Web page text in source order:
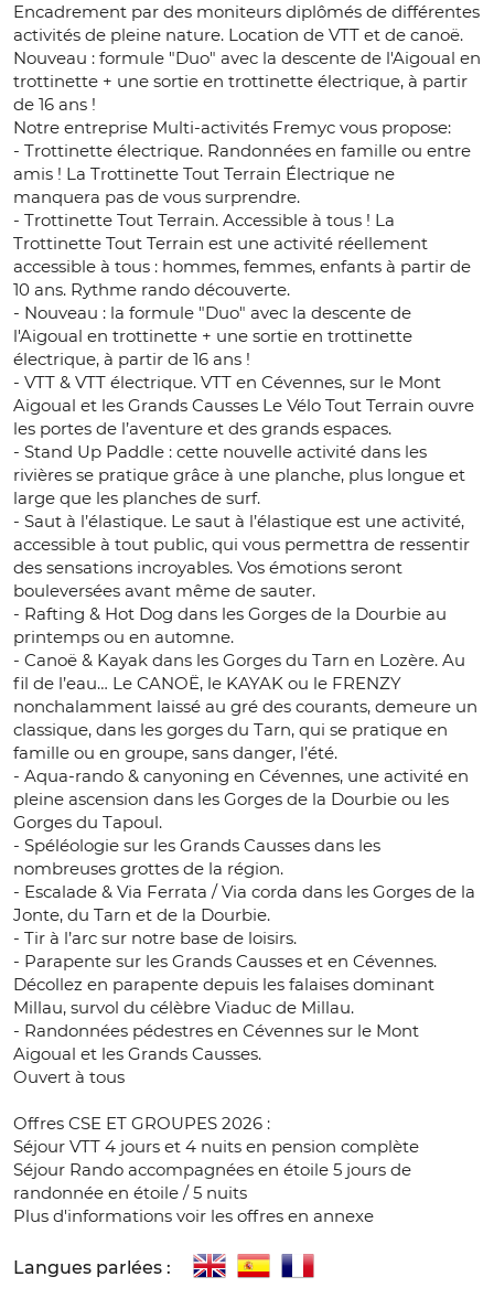
Encadrement par des moniteurs diplômés de différentes
activités de pleine nature. Location de VTT et de canoë.
Nouveau : formule "Duo" avec la descente de l'Aigoual en
trottinette + une sortie en trottinette électrique, à partir
de 16 ans !
Notre entreprise Multi-activités Fremyc vous propose:
- Trottinette électrique. Randonnées en famille ou entre
amis ! La Trottinette Tout Terrain Électrique ne
manquera pas de vous surprendre.
- Trottinette Tout Terrain. Accessible à tous ! La
Trottinette Tout Terrain est une activité réellement
accessible à tous : hommes, femmes, enfants à partir de
10 ans. Rythme rando découverte.
- Nouveau : la formule "Duo" avec la descente de
l'Aigoual en trottinette + une sortie en trottinette
électrique, à partir de 16 ans !
- VTT & VTT électrique. VTT en Cévennes, sur le Mont
Aigoual et les Grands Causses Le Vélo Tout Terrain ouvre
les portes de l’aventure et des grands espaces.
- Stand Up Paddle : cette nouvelle activité dans les
rivières se pratique grâce à une planche, plus longue et
large que les planches de surf.
- Saut à l’élastique. Le saut à l’élastique est une activité,
accessible à tout public, qui vous permettra de ressentir
des sensations incroyables. Vos émotions seront
bouleversées avant même de sauter.
- Rafting & Hot Dog dans les Gorges de la Dourbie au
printemps ou en automne.
- Canoë & Kayak dans les Gorges du Tarn en Lozère. Au
fil de l’eau… Le CANOË, le KAYAK ou le FRENZY
nonchalamment laissé au gré des courants, demeure un
classique, dans les gorges du Tarn, qui se pratique en
famille ou en groupe, sans danger, l’été.
- Aqua-rando & canyoning en Cévennes, une activité en
pleine ascension dans les Gorges de la Dourbie ou les
Gorges du Tapoul.
- Spéléologie sur les Grands Causses dans les
nombreuses grottes de la région.
- Escalade & Via Ferrata / Via corda dans les Gorges de la
Jonte, du Tarn et de la Dourbie.
- Tir à l’arc sur notre base de loisirs.
- Parapente sur les Grands Causses et en Cévennes.
Décollez en parapente depuis les falaises dominant
Millau, survol du célèbre Viaduc de Millau.
- Randonnées pédestres en Cévennes sur le Mont
Aigoual et les Grands Causses.
Ouvert à tous
Offres CSE ET GROUPES 2026 :
Séjour VTT 4 jours et 4 nuits en pension complète
Séjour Rando accompagnées en étoile 5 jours de
randonnée en étoile / 5 nuits
Plus d'informations voir les offres en annexe
Langues parlées :